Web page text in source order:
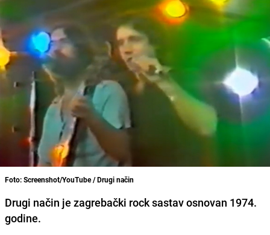
Foto: Screenshot/YouTube / Drugi način
Drugi način je zagrebački rock sastav osnovan 1974.
godine.